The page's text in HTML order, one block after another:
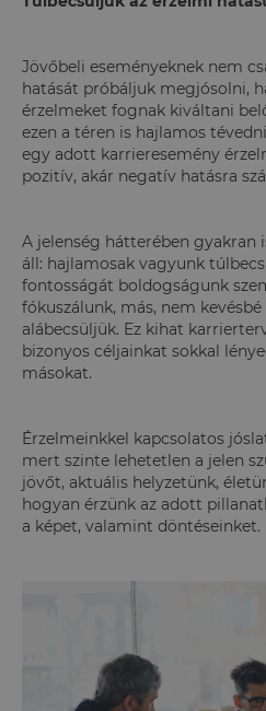
Jövőbeli eseményeknek nem
hatását próbáljuk megjósolni,
érzelmeket fognak kiváltani
ezen a téren is hajlamos
egy adott karrieresemény
pozitív, akár negatív hatásra
A jelenség hátterében
áll: hajlamosak vagyunk
fontosságát boldogságunk
fókuszálunk, más, nem
alábecsüljük. Ez kihat
bizonyos céljainkat sokkal
másokat.
Érzelmeinkkel kapcsolatos
mert szinte lehetetlen a jelen
jövőt, aktuális helyzetünk,
hogyan érzünk az adott
a képet, valamint döntéseinket.